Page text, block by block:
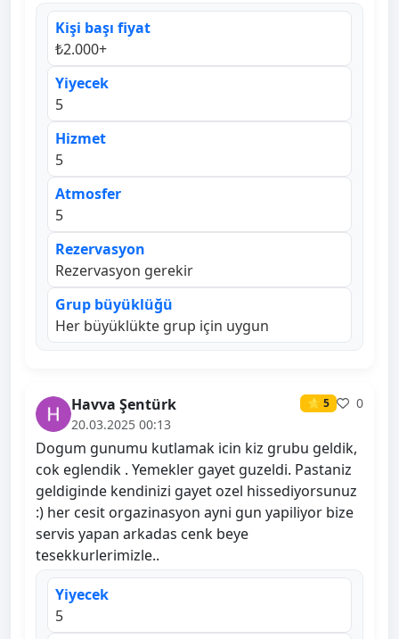
Kişi başı fiyat
₺2.000+
Yiyecek
5
Hizmet
5
Atmosfer
5
Rezervasyon
Rezervasyon gerekir
Grup büyüklüğü
Her büyüklükte grup için uygun
Havva Şentürk ⭐ 5
0
20.03.2025 00:13
Dogum gunumu kutlamak icin kiz grubu geldik,
cok eglendik . Yemekler gayet guzeldi. Pastaniz
geldiginde kendinizi gayet ozel hissediyorsunuz
:) her cesit orgazinasyon ayni gun yapiliyor bize
servis yapan arkadas cenk beye
tesekkurlerimizle..
Yiyecek
5